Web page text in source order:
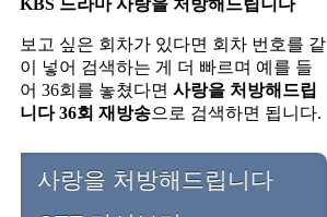
KBS 드라마 사랑을 처방해드립니다
보고 싶은 회차가 있다면 회차 번호를 같
이 넣어 검색하는 게 더 빠르며 예를 들
어 36회를 놓쳤다면 사랑을 처방해드립
니다 36회 재방송으로 검색하면 됩니다.
사랑을 처방해드립니다